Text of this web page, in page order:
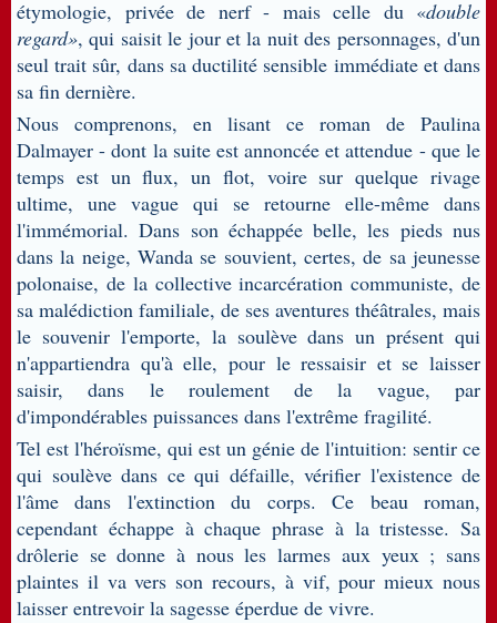
étymologie, privée de nerf - mais celle du «double
regard», qui saisit le jour et la nuit des personnages, d'un
seul trait sûr, dans sa ductilité sensible immédiate et dans
sa fin dernière.
Nous comprenons, en lisant ce roman de Paulina
Dalmayer - dont la suite est annoncée et attendue - que le
temps est un flux, un flot, voire sur quelque rivage
ultime, une vague qui se retourne elle-même dans
l'immémorial. Dans son échappée belle, les pieds nus
dans la neige, Wanda se souvient, certes, de sa jeunesse
polonaise, de la collective incarcération communiste, de
sa malédiction familiale, de ses aventures théâtrales, mais
le souvenir l'emporte, la soulève dans un présent qui
n'appartiendra qu'à elle, pour le ressaisir et se laisser
saisir, dans le roulement de la vague, par
d'impondérables puissances dans l'extrême fragilité.
Tel est l'héroïsme, qui est un génie de l'intuition: sentir ce
qui soulève dans ce qui défaille, vérifier l'existence de
l'âme dans l'extinction du corps. Ce beau roman,
cependant échappe à chaque phrase à la tristesse. Sa
drôlerie se donne à nous les larmes aux yeux ; sans
plaintes il va vers son recours, à vif, pour mieux nous
laisser entrevoir la sagesse éperdue de vivre.